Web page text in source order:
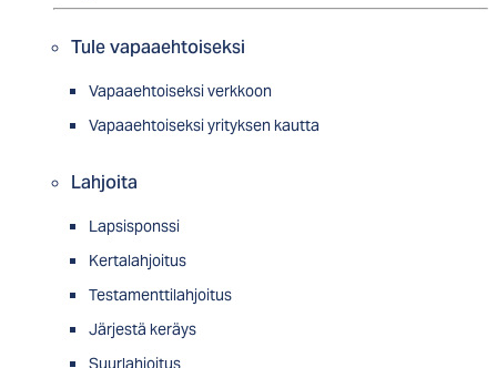
Tule vapaaehtoiseksi
Vapaaehtoiseksi verkkoon
Vapaaehtoiseksi yrityksen kautta
Lahjoita
Lapsisponssi
Kertalahjoitus
Testamenttilahjoitus
Järjestä keräys
Suurlahjoitus